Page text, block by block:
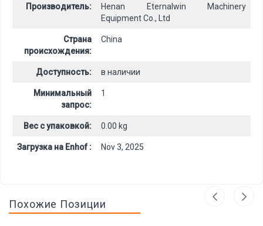
Производитель:
Henan Eternalwin Machinery
Equipment Co., Ltd
Страна
происхождения:
China
Доступность: в наличии
Минимальный
запрос:
1
Вес с упаковкой: 0.00 kg
Загрузка на Enhof : Nov 3, 2025
Похожие Позиции